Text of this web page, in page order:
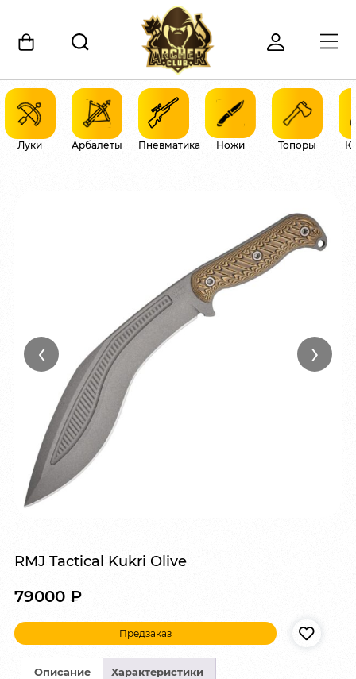
Луки Арбалеты Пневматика Ножи Топоры
‹ ›
RMJ Tactical Kukri Olive
79000 ₽
Предзаказ
Описание Характеристики